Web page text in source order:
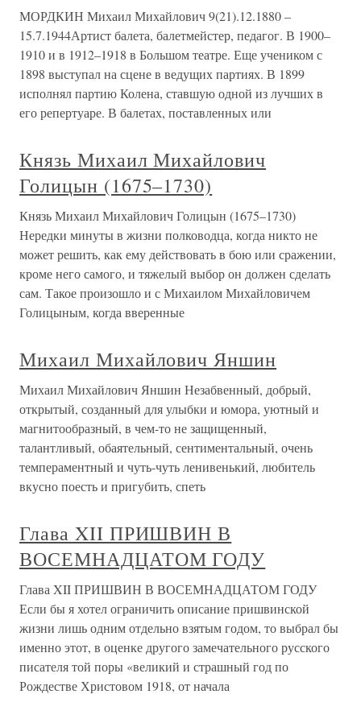
МОРДКИН Михаил Михайлович 9(21).12.1880 –
15.7.1944Артист балета, балетмейстер, педагог. В 1900–
1910 и в 1912–1918 в Большом театре. Еще учеником с
1898 выступал на сцене в ведущих партиях. В 1899
исполнял партию Колена, ставшую одной из лучших в
его репертуаре. В балетах, поставленных или
Князь Михаил Михайлович
Голицын (1675–1730)
Князь Михаил Михайлович Голицын (1675–1730)
Нередки минуты в жизни полководца, когда никто не
может решить, как ему действовать в бою или сражении,
кроме него самого, и тяжелый выбор он должен сделать
сам. Такое произошло и с Михаилом Михайловичем
Голицыным, когда вверенные
Михаил Михайлович Яншин
Михаил Михайлович Яншин Незабвенный, добрый,
открытый, созданный для улыбки и юмора, уютный и
магнитообразный, в чем-то не защищенный,
талантливый, обаятельный, сентиментальный, очень
темпераментный и чуть-чуть ленивенький, любитель
вкусно поесть и пригубить, спеть
Глава XII ПРИШВИН В
ВОСЕМНАДЦАТОМ ГОДУ
Глава XII ПРИШВИН В ВОСЕМНАДЦАТОМ ГОДУ
Если бы я хотел ограничить описание пришвинской
жизни лишь одним отдельно взятым годом, то выбрал бы
именно этот, в оценке другого замечательного русского
писателя той поры «великий и страшный год по
Рождестве Христовом 1918, от начала